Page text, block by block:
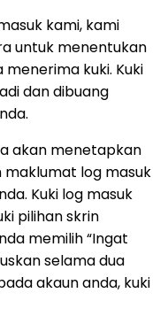
kami, kami
untuk menentukan
kuki. Kuki
dan dibuang
akan menetapkan
log masuk
Kuki log masuk
pilihan skrin
memilih “Ingat
selama dua
akaun anda, kuki